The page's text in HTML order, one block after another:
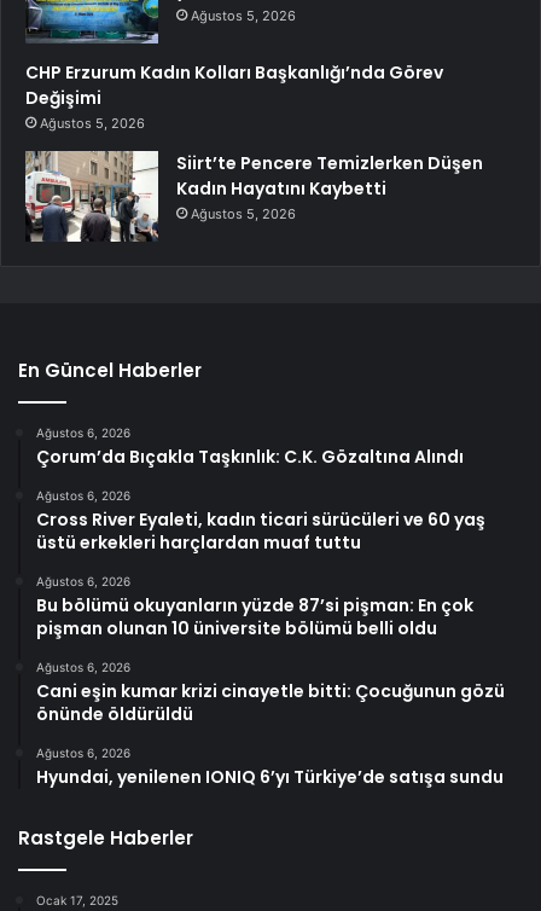
Ağustos 5, 2026
CHP Erzurum Kadın Kolları Başkanlığı’nda Görev
Değişimi
Ağustos 5, 2026
Siirt’te Pencere Temizlerken Düşen
Kadın Hayatını Kaybetti
Ağustos 5, 2026
En Güncel Haberler
Ağustos 6, 2026
Çorum’da Bıçakla Taşkınlık: C.K. Gözaltına Alındı
Ağustos 6, 2026
Cross River Eyaleti, kadın ticari sürücüleri ve 60 yaş
üstü erkekleri harçlardan muaf tuttu
Ağustos 6, 2026
Bu bölümü okuyanların yüzde 87’si pişman: En çok
pişman olunan 10 üniversite bölümü belli oldu
Ağustos 6, 2026
Cani eşin kumar krizi cinayetle bitti: Çocuğunun gözü
önünde öldürüldü
Ağustos 6, 2026
Hyundai, yenilenen IONIQ 6’yı Türkiye’de satışa sundu
Rastgele Haberler
Ocak 17, 2025